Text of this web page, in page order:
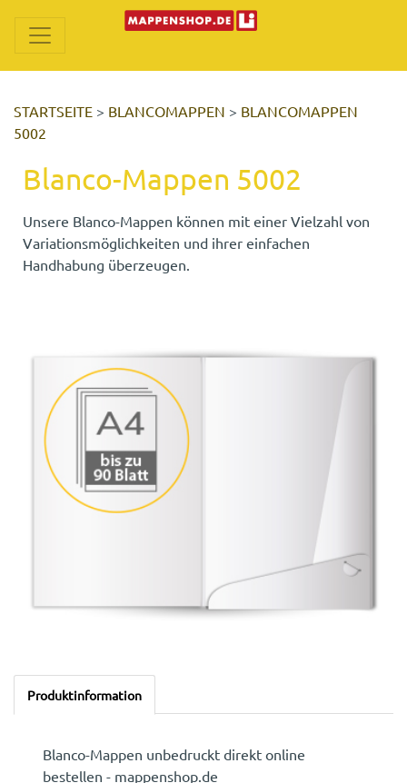
STARTSEITE > BLANCOMAPPEN > BLANCOMAPPEN
5002
Blanco-Mappen 5002
Unsere Blanco-Mappen können mit einer Vielzahl von
Variationsmöglichkeiten und ihrer einfachen
Handhabung überzeugen.
Produktinformation
Blanco-Mappen unbedruckt direkt online
bestellen - mappenshop.de